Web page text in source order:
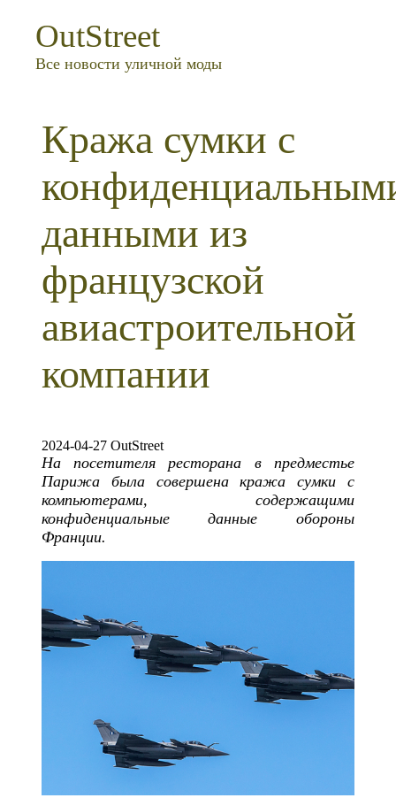
OutStreet
Все новости уличной моды
Кража сумки с
данными из
французской
авиастроительной
компании
2024-04-27 OutStreet
На посетителя ресторана в предместье
Парижа была совершена кража сумки с
компьютерами, содержащими
конфиденциальные данные обороны
Франции.